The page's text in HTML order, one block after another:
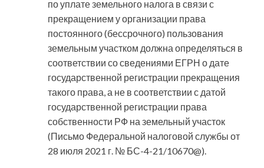
по уплате земельного налога в связи с
прекращением у организации права
постоянного (бессрочного) пользования
земельным участком должна определяться в
соответствии со сведениями ЕГРН о дате
государственной регистрации прекращения
такого права, а не в соответствии с датой
государственной регистрации права
собственности РФ на земельный участок
(Письмо Федеральной налоговой службы от
28 июля 2021 г. № БС-4-21/10670@).